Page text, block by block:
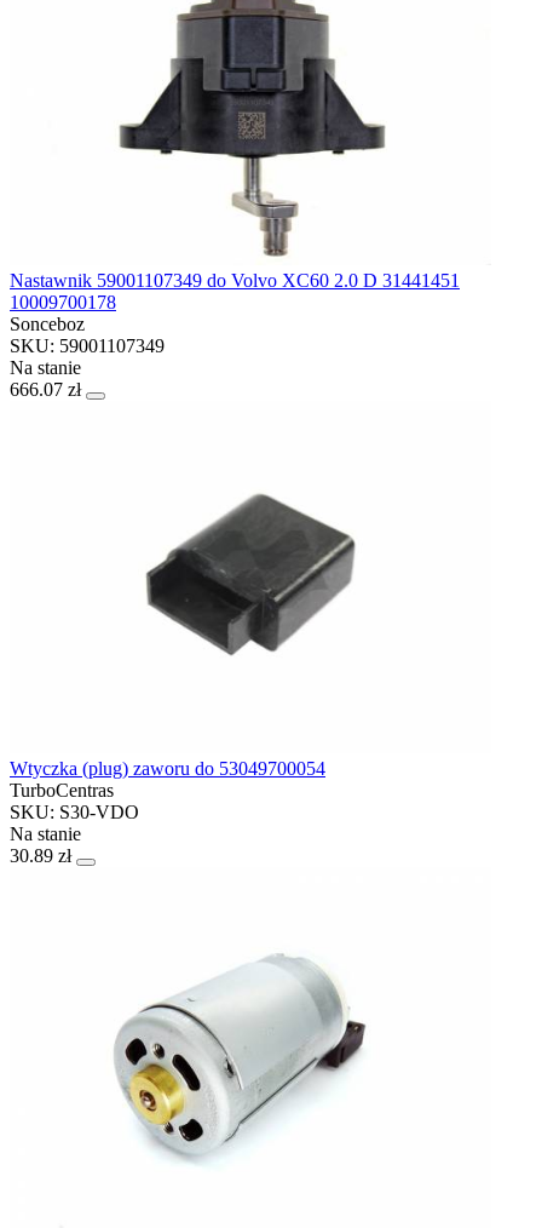
Nastawnik 59001107349 do Volvo XC60 2.0 D 31441451
10009700178
Sonceboz
SKU: 59001107349
Na stanie
666.07 zł
Wtyczka (plug) zaworu do 53049700054
TurboCentras
SKU: S30-VDO
Na stanie
30.89 zł